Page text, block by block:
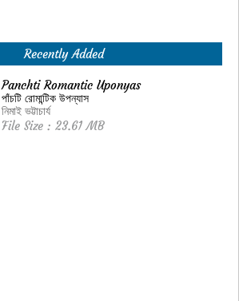
Recently Added
Panchti Romantic Uponyas
পাঁচটি রোমান্টিক উপন্যাস
নিমাই ভট্টাচার্য
File Size : 23.61 MB